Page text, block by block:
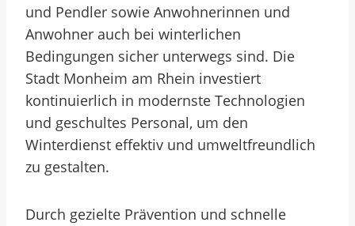
und Pendler sowie Anwohnerinnen und
Anwohner auch bei winterlichen
Bedingungen sicher unterwegs sind. Die
Stadt Monheim am Rhein investiert
kontinuierlich in modernste Technologien
und geschultes Personal, um den
Winterdienst effektiv und umweltfreundlich
zu gestalten.
Durch gezielte Prävention und schnelle